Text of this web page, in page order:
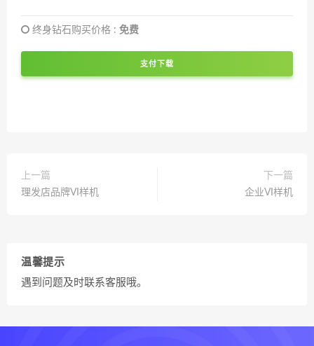
终身钻石购买价格 : 免费
支付下载
上一篇
理发店品牌VI样机
下一篇
企业VI样机
温馨提示
遇到问题及时联系客服哦。